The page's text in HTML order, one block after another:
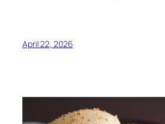
April 22, 2026